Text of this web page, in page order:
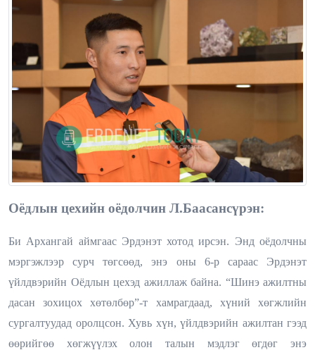
Оёдлын цехийн оёдолчин Л.Баасансүрэн:
Би Архангай аймгаас Эрдэнэт хотод ирсэн. Энд оёдолчны
мэргэжлээр сурч төгсөөд, энэ оны 6-р сараас Эрдэнэт
үйлдвэрийн Оёдлын цехэд ажиллаж байна. “Шинэ ажилтны
дасан зохицох хөтөлбөр”-т хамрагдаад, хүний хөгжлийн
сургалтуудад оролцсон. Хувь хүн, үйлдвэрийн ажилтан гээд
өөрийгөө хөгжүүлэх олон талын мэдлэг өгдөг энэ